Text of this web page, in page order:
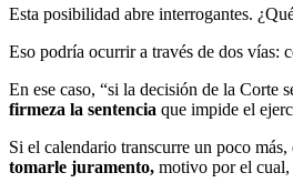
Esta posibilidad abre interrogantes.
Eso podría ocurrir a través de dos vías:
En ese caso, “si la decisión de la Corte
firmeza la sentencia que impide el
Si el calendario transcurre un poco
tomarle juramento, motivo por el